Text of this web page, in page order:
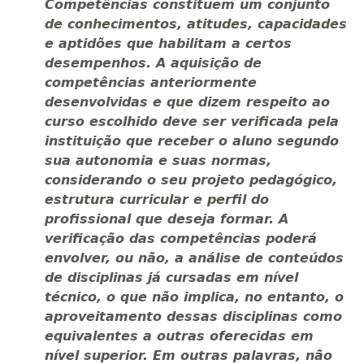
Competências constituem um conjunto
de conhecimentos, atitudes, capacidades
e aptidões que habilitam a certos
desempenhos. A aquisição de
competências anteriormente
desenvolvidas e que dizem respeito ao
curso escolhido deve ser verificada pela
instituição que receber o aluno segundo
sua autonomia e suas normas,
considerando o seu projeto pedagógico,
estrutura curricular e perfil do
profissional que deseja formar. A
verificação das competências poderá
envolver, ou não, a análise de conteúdos
de disciplinas já cursadas em nível
técnico, o que não implica, no entanto, o
aproveitamento dessas disciplinas como
equivalentes a outras oferecidas em
nível superior. Em outras palavras, não